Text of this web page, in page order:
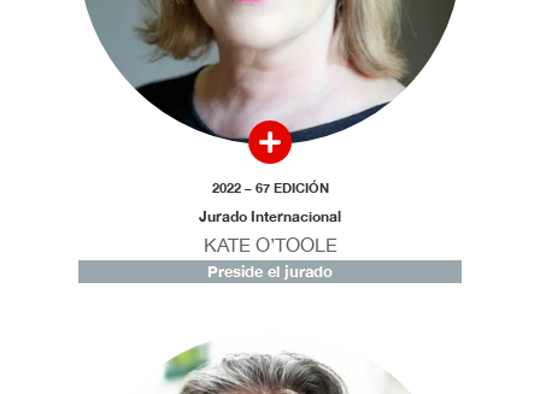
2022 – 67 EDICIÓN
Jurado Internacional
KATE O’TOOLE
Preside el jurado